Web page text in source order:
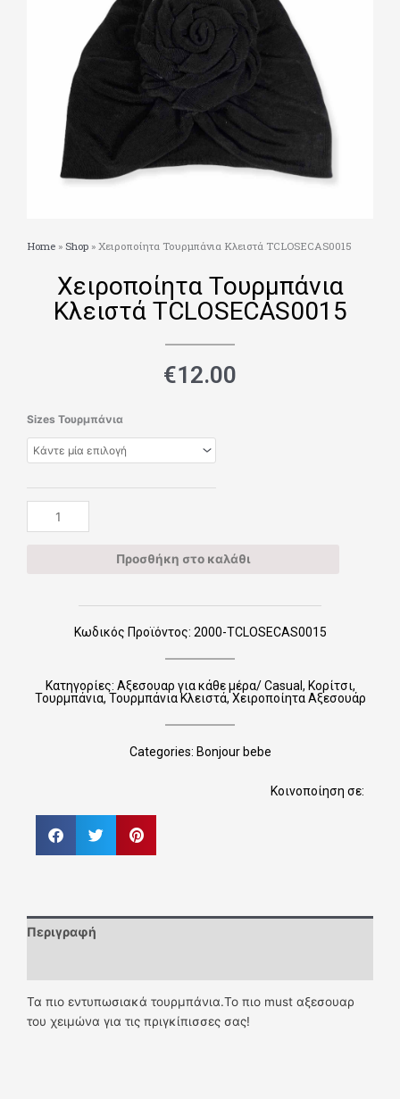
Home » Shop » Χειροποίητα Τουρμπάνια Κλειστά TCLOSECAS0015
Χειροποίητα Τουρμπάνια
Κλειστά TCLOSECAS0015
€12.00
Sizes Τουρμπάνια
Χειροποίητα
Τουρμπάνια
Κλειστά
Προσθήκη στο καλάθι
Κωδικός Προϊόντος: 2000-TCLOSECAS0015
Κατηγορίες: Αξεσουαρ για κάθε μέρα/ Casual, Κορίτσι,
Τουρμπάνια, Τουρμπάνια Κλειστά, Χειροποίητα Αξεσουάρ
Categories: Bonjour bebe
Κοινοποίηση σε:
Περιγραφή
Τα πιο εντυπωσιακά τουρμπάνια.Το πιο must αξεσουαρ
του χειμώνα για τις πριγκίπισσες σας!